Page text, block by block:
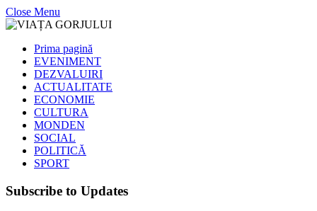
Close Menu
Prima pagină
EVENIMENT
DEZVALUIRI
ACTUALITATE
ECONOMIE
CULTURA
MONDEN
SOCIAL
POLITICĂ
SPORT
Subscribe to Updates